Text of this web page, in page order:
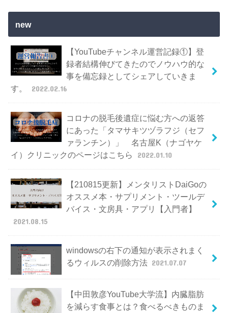
new
【YouTubeチャンネル運営記録①】登
録者結構伸びてきたのでノウハウ的な
事を備忘録としてシェアしていきま
す。
2022.02.16
コロナの脱毛後遺症に悩む方への返答
にあった「タマサキツヅラフジ（セフ
ァランチン）」 名古屋K（ナゴヤケ
イ）クリニックのページはこちら
2022.01.10
【210815更新】メンタリストDaiGoの
オススメ本・サプリメント・ツールデ
バイス・文房具・アプリ【入門者】
2021.08.15
windowsの右下の通知が表示されまく
るウィルスの削除方法 2021.07.07
【中田敦彦YouTube大学流】内臓脂肪
を減らす食事とは？食べるべきものま